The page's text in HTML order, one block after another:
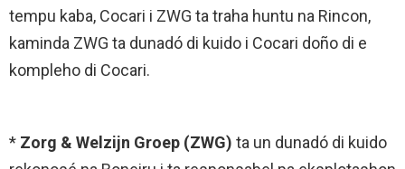
tempu kaba, Cocari i ZWG ta traha huntu na Rincon,
kaminda ZWG ta dunadó di kuido i Cocari doño di e
kompleho di Cocari.
* Zorg & Welzijn Groep (ZWG) ta un dunadó di kuido